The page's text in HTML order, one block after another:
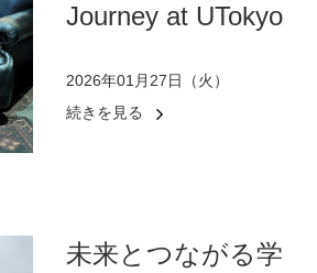
Journey at UTokyo
2026年01月27日（火）
続きを見る
未来とつながる学